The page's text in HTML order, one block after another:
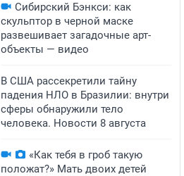
Сибирский Бэнкси: как
скульптор в черной маске
развешивает загадочные арт-
объекты — видео
В США рассекретили тайну
падения НЛО в Бразилии: внутри
сферы обнаружили тело
человека. Новости 8 августа
«Как тебя в гроб такую
положат?» Мать двоих детей